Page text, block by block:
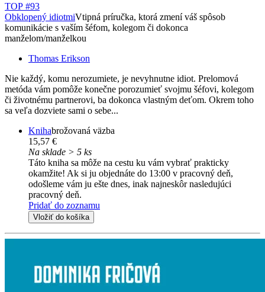
TOP #93
Obklopený idiotmiVtipná príručka, ktorá zmení váš spôsob
komunikácie s vaším šéfom, kolegom či dokonca
manželom/manželkou
Thomas Erikson
Nie každý, komu nerozumiete, je nevyhnutne idiot. Prelomová
metóda vám pomôže konečne porozumieť svojmu šéfovi, kolegom
či životnému partnerovi, ba dokonca vlastným deťom. Okrem toho
sa veľa dozviete sami o sebe...
Knihabrožovaná väzba
15,57 €
Na sklade > 5 ks
Táto kniha sa môže na cestu ku vám vybrať prakticky
okamžite! Ak si ju objednáte do 13:00 v pracovný deň,
odošleme vám ju ešte dnes, inak najneskôr nasledujúci
pracovný deň.
Pridať do zoznamu
Vložiť do košíka